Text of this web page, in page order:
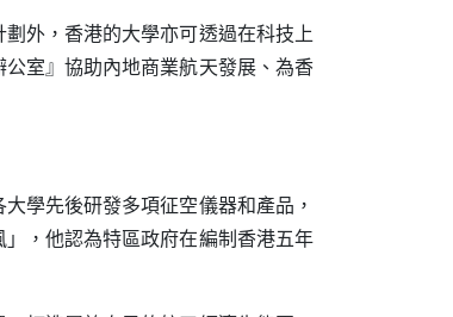
外，香港的大學亦可透過在科技上
室』協助內地商業航天發展、為香
學先後研發多項征空儀器和產品，
，他認為特區政府在編制香港五年